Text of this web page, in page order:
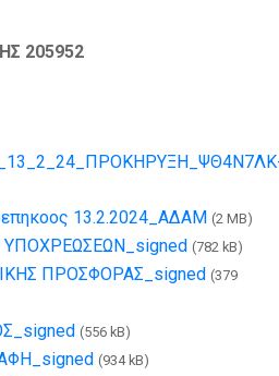
205952
13.2.2024_ΑΔΑΜ (2 MB)
ΥΠΟΧΡΕΩΣΕΩΝ_signed (782 kB)
ΠΡΟΣΦΟΡΑΣ_signed (379
(556 kB)
(934 kB)